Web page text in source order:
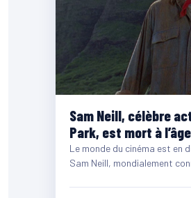
Sam Neill, célèbre
Park, est mort à
Le monde du cinéma est en
Sam Neill, mondialement